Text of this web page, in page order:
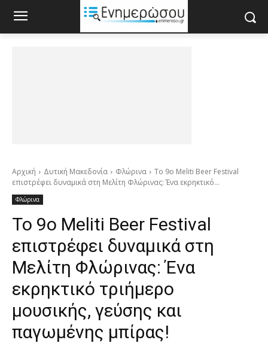
Αρχική Δυτική Μακεδονία Φλώρινα
Το 9ο Meliti Beer Festival
επιστρέφει δυναμικά στη Μελίτη Φλώρινας: Ένα εκρηκτικό...
Φλώρινα
Το 9ο Meliti Beer Festival
επιστρέφει δυναμικά στη
Μελίτη Φλώρινας: Ένα
εκρηκτικό τριήμερο
μουσικής, γεύσης και
παγωμένης μπίρας!